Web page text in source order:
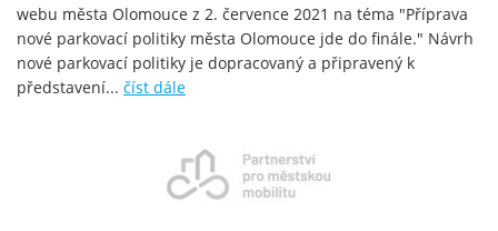
webu města Olomouce z 2. července 2021 na téma "Příprava
nové parkovací politiky města Olomouce jde do finále." Návrh
nové parkovací politiky je dopracovaný a připravený k
představení... číst dále